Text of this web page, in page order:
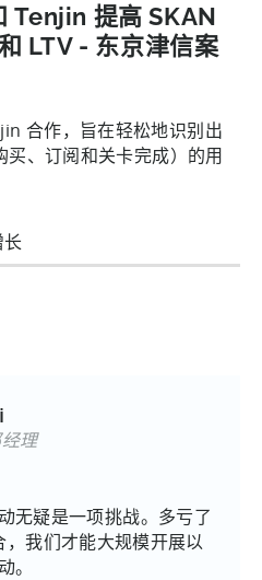
Tenjin 提高 SKAN
LTV - 东京津信案
合作，旨在轻松地识别出
、订阅和关卡完成）的用
理
无疑是一项挑战。多亏了
我们才能大规模开展以
。